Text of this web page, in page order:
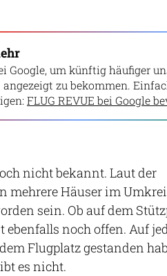
Google, um künftig häufiger
zu bekommen.
FLUG REVUE bei Google
nicht bekannt. Laut der
mehrere Häuser im
sein. Ob auf dem
noch offen. Auf
Flugplatz gestanden
es nicht.